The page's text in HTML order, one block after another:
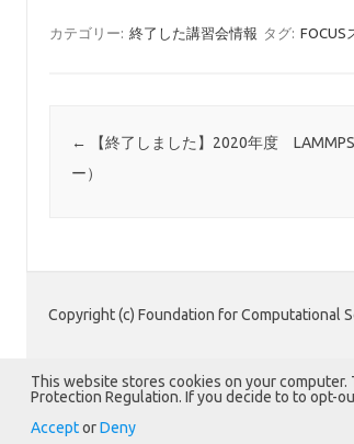
カテゴリー: 終了した講習会情報 タグ: FOCUS
投稿ナビゲーション
←
【終了しました】2020年度
ー）
Copyright (c) Foundation for Computational
This website stores cookies on your
Protection Regulation. If you decide to to opt-
AcceptorDeny